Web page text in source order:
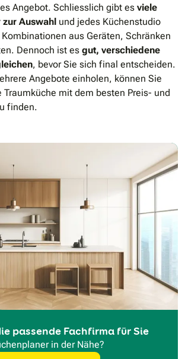
Angebot. Schliesslich gibt es viele
Auswahl und jedes Küchenstudio
aus Geräten, Schränken
Dennoch ist es gut, verschiedene
, bevor Sie sich final entscheiden.
Angebote einholen, können Sie
mit dem besten Preis- und
finden.
passende Fachfirma für Sie
in der Nähe?